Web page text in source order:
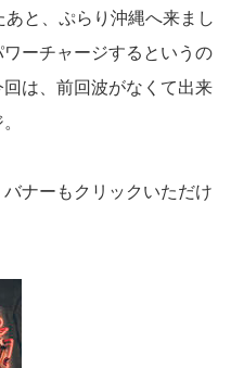
と、ぷらり沖縄へ来まし
ーチャージするというの
は、前回波がなくて出来
ナーもクリックいただけ